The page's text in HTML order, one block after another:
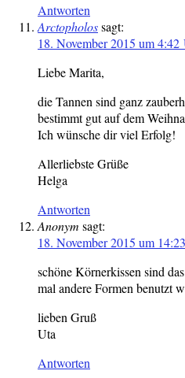
Antworten
Arctopholossagt:
18. November 2015 um 4:42
Liebe Marita,
die Tannen sind ganz
bestimmt gut auf dem
Ich wünsche dir viel Erfolg!
Allerliebste Grüße
Helga
Antworten
Anonym sagt:
18. November 2015 um
schöne Körnerkissen sind
mal andere Formen benutzt
lieben Gruß
Uta
Antworten